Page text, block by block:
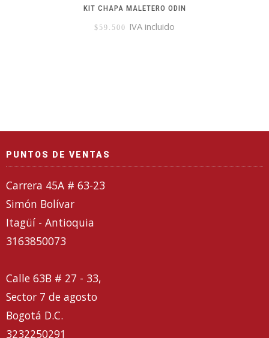
KIT CHAPA MALETERO ODIN
$ 59.500 IVA incluido
PUNTOS DE VENTAS
Carrera 45A # 63-23
Simón Bolívar
Itagüí - Antioquia
3163850073
Calle 63B # 27 - 33,
Sector 7 de agosto
Bogotá D.C.
3232250291